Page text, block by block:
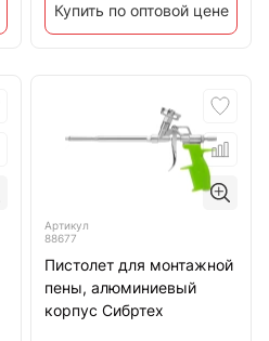
Купить по оптовой цене
Артикул
88677
Пистолет для монтажной
пены, алюминиевый
корпус Сибртех